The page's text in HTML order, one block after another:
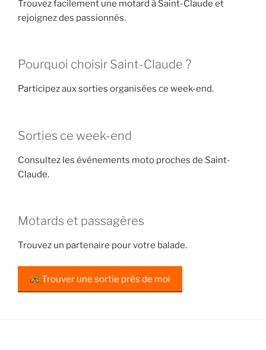
Trouvez facilement une motard à Saint-Claude et
rejoignez des passionnés.
Pourquoi choisir Saint-Claude ?
Participez aux sorties organisées ce week-end.
Sorties ce week-end
Consultez les événements moto proches de Saint-
Claude.
Motards et passagères
Trouvez un partenaire pour votre balade.
Trouver une sortie près de moi